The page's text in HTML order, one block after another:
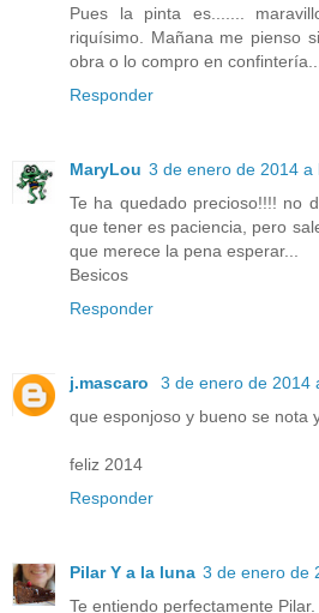
Pues la pinta es.......
riquísimo. Mañana me pienso
obra o lo compro en
Responder
MaryLou 3 de enero de 2014 a
Te ha quedado precioso!!!! no
que tener es paciencia, pero
que merece la pena esperar...
Besicos
Responder
j.mascaro
3 de enero de 2014
que esponjoso y bueno se nota
feliz 2014
Responder
Pilar Y a la luna 3 de enero de
Te entiendo perfectamente